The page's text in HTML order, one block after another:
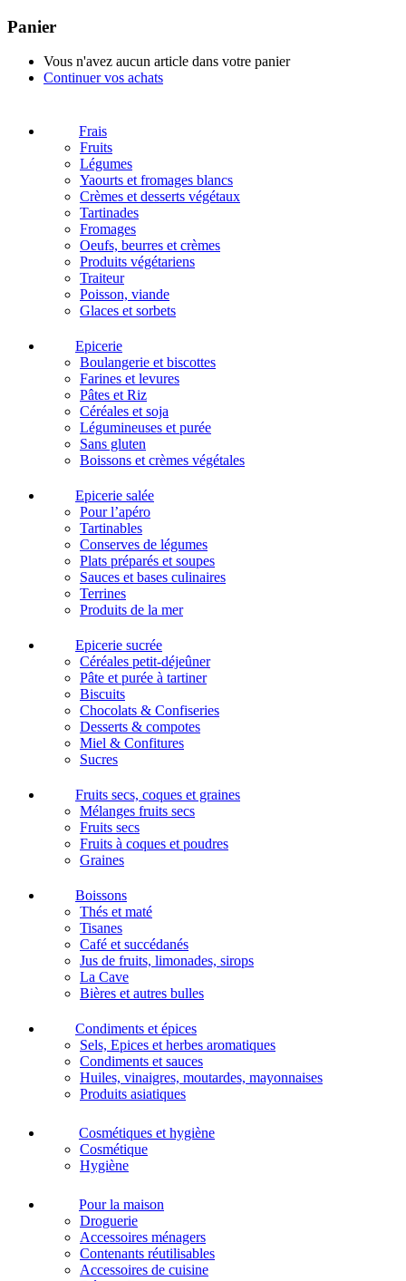
Panier
Vous n'avez aucun article dans votre panier
Continuer vos achats
Frais
Fruits
Légumes
Yaourts et fromages blancs
Crèmes et desserts végétaux
Tartinades
Fromages
Oeufs, beurres et crèmes
Produits végétariens
Traiteur
Poisson, viande
Glaces et sorbets
Epicerie
Boulangerie et biscottes
Farines et levures
Pâtes et Riz
Céréales et soja
Légumineuses et purée
Sans gluten
Boissons et crèmes végétales
Epicerie salée
Pour l’apéro
Tartinables
Conserves de légumes
Plats préparés et soupes
Sauces et bases culinaires
Terrines
Produits de la mer
Epicerie sucrée
Céréales petit-déjeûner
Pâte et purée à tartiner
Biscuits
Chocolats & Confiseries
Desserts & compotes
Miel & Confitures
Sucres
Fruits secs, coques et graines
Mélanges fruits secs
Fruits secs
Fruits à coques et poudres
Graines
Boissons
Thés et maté
Tisanes
Café et succédanés
Jus de fruits, limonades, sirops
La Cave
Bières et autres bulles
Condiments et épices
Sels, Epices et herbes aromatiques
Condiments et sauces
Huiles, vinaigres, moutardes, mayonnaises
Produits asiatiques
Cosmétiques et hygiène
Cosmétique
Hygiène
Pour la maison
Droguerie
Accessoires ménagers
Contenants réutilisables
Accessoires de cuisine